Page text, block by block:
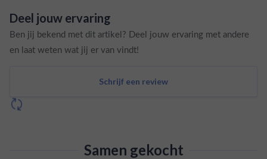
Deel jouw ervaring
Ben jij bekend met dit artikel? Deel jouw ervaring met andere
en laat weten wat jij er van vindt!
Schrijf een review
Samen gekocht